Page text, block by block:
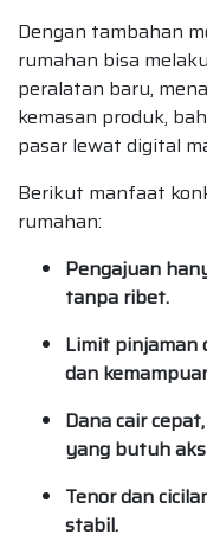
Dengan tambahan
rumahan bisa
peralatan baru,
kemasan produk,
pasar lewat digital
Berikut manfaat
rumahan:
Pengajuan
tanpa ribet.
Limit pinjaman
dan
Dana cair
yang butuh
Tenor dan
stabil.